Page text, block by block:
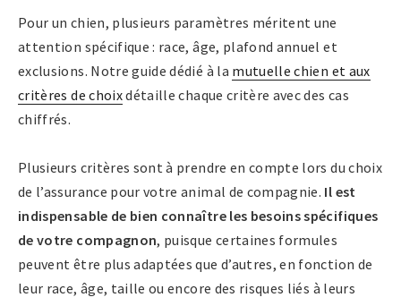
Pour un chien, plusieurs paramètres méritent une
attention spécifique : race, âge, plafond annuel et
exclusions. Notre guide dédié à la mutuelle chien et aux
critères de choixdétaille chaque critère avec des cas
chiffrés.
Plusieurs critères sont à prendre en compte lors du choix
de l’assurance pour votre animal de compagnie. Il est
indispensable de bien connaître les besoins spécifiques
de votre compagnon, puisque certaines formules
peuvent être plus adaptées que d’autres, en fonction de
leur race, âge, taille ou encore des risques liés à leurs